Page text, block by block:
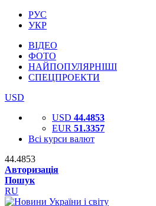
РУС
УКР
ВІДЕО
ФОТО
НАЙПОПУЛЯРНІШІ
СПЕЦПРОЕКТИ
USD
USD 44.4853
EUR 51.3357
Всі курси валют
44.4853
Авторизація
Пошук
RU